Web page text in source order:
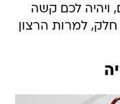
ויהיה לכם קשה
למרות הרצון